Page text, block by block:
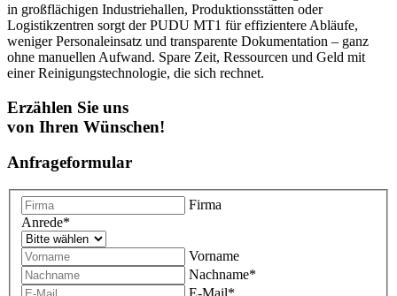
in großflächigen Industriehallen, Produktionsstätten oder
Logistikzentren sorgt der PUDU MT1 für effizientere Abläufe,
weniger Personaleinsatz und transparente Dokumentation – ganz
ohne manuellen Aufwand. Spare Zeit, Ressourcen und Geld mit
einer Reinigungstechnologie, die sich rechnet.
Erzählen Sie uns
von Ihren Wünschen!
Anfrageformular
Firma
Anrede*
Vorname
Nachname*
E-Mail*